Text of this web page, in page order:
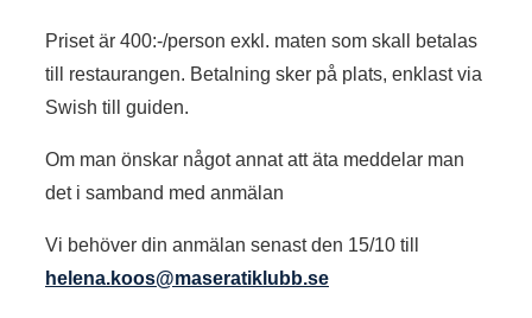
Priset är 400:-/person exkl. maten som skall betalas
till restaurangen. Betalning sker på plats, enklast via
Swish till guiden.
Om man önskar något annat att äta meddelar man
det i samband med anmälan
Vi behöver din anmälan senast den 15/10 till
helena.koos@maseratiklubb.se